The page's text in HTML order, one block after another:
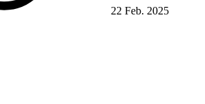
22 Feb. 2025